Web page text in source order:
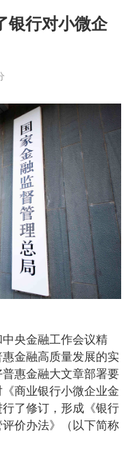
银行对小微企
央金融工作会议精
金融高质量发展的实
惠金融大文章部署要
商业银行小微企业金
了修订，形成《银行
价办法》（以下简称